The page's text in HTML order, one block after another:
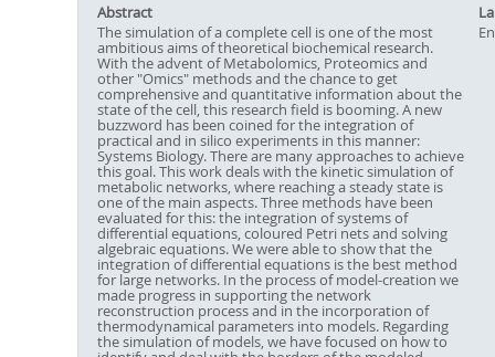
Abstract
The simulation of a complete cell is one of the most
ambitious aims of theoretical biochemical research.
With the advent of Metabolomics, Proteomics and
other "Omics" methods and the chance to get
comprehensive and quantitative information about the
state of the cell, this research field is booming. A new
buzzword has been coined for the integration of
practical and in silico experiments in this manner:
Systems Biology. There are many approaches to achieve
this goal. This work deals with the kinetic simulation of
metabolic networks, where reaching a steady state is
one of the main aspects. Three methods have been
evaluated for this: the integration of systems of
differential equations, coloured Petri nets and solving
algebraic equations. We were able to show that the
integration of differential equations is the best method
for large networks. In the process of model-creation we
made progress in supporting the network
reconstruction process and in the incorporation of
thermodynamical parameters into models. Regarding
the simulation of models, we have focused on how to